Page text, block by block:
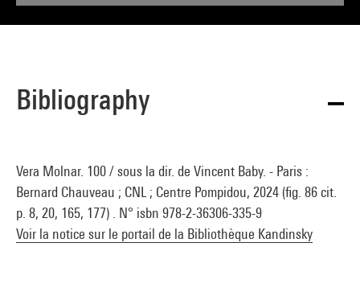
Bibliography
Vera Molnar. 100 / sous la dir. de Vincent Baby. - Paris :
Bernard Chauveau ; CNL ; Centre Pompidou, 2024 (fig. 86 cit.
p. 8, 20, 165, 177) . N° isbn 978-2-36306-335-9
Voir la notice sur le portail de la Bibliothèque Kandinsky